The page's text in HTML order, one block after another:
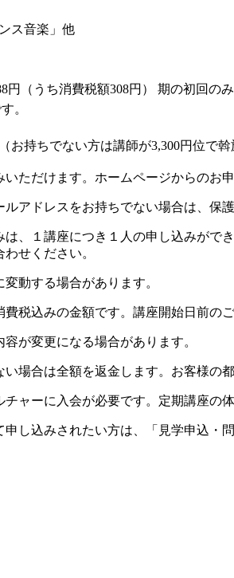
ス音楽」他
円（うち消費税額308円） 期の初回の
。
お持ちでない方は講師が3,300円位で斡
ただけます。ホームページからのお
アドレスをお持ちでない場合は、保
、１講座につき１人の申し込みがで
せください。
動する場合があります。
税込みの金額です。講座開始日前のご
が変更になる場合があります。
場合は全額を返金します。お客様の
ャーに入会が必要です。定期講座の
し込みされたい方は、「見学申込・